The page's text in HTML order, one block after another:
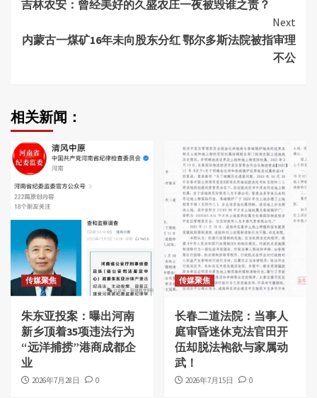
Reading
吉林农安：曾经美好的久盛农庄一夜被毁谁之责？
Next
内蒙古一煤矿16年未向股东分红 鄂尔多斯法院被指审理
不公
相关新闻：
传媒聚焦
朱东亚投案：曝出河南
新乡顶着35项违法行为
“远洋捕捞”港商成都企
业
2026年7月28日 0
传媒聚焦
长春二道法院：当事人
庭审昏迷休克法官田开
伍却脱法袍欲与家属动
武！
2026年7月15日 0